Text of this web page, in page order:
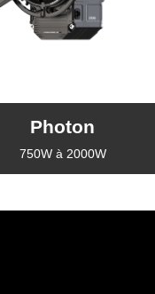
Photon
750W à 2000W